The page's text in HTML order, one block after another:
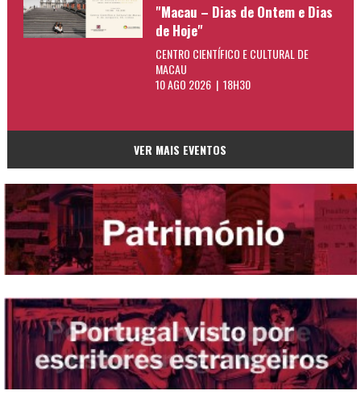
"Macau – Dias de Ontem e Dias
de Hoje"
CENTRO CIENTÍFICO E CULTURAL DE
MACAU
10 AGO 2026 | 18H30
VER MAIS EVENTOS